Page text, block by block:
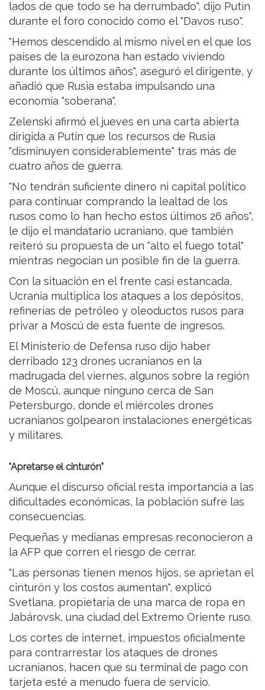
lados de que todo se ha derrumbado", dijo Putin
durante el foro conocido como el "Davos ruso".
"Hemos descendido al mismo nivel en el que los
países de la eurozona han estado viviendo
durante los últimos años", aseguró el dirigente, y
añadió que Rusia estaba impulsando una
economía "soberana".
Zelenski afirmó el jueves en una carta abierta
dirigida a Putin que los recursos de Rusia
"disminuyen considerablemente" tras más de
cuatro años de guerra.
"No tendrán suficiente dinero ni capital político
para continuar comprando la lealtad de los
rusos como lo han hecho estos últimos 26 años",
le dijo el mandatario ucraniano, que también
reiteró su propuesta de un "alto el fuego total"
mientras negocian un posible fin de la guerra.
Con la situación en el frente casi estancada,
Ucrania multiplica los ataques a los depósitos,
refinerías de petróleo y oleoductos rusos para
privar a Moscú de esta fuente de ingresos.
El Ministerio de Defensa ruso dijo haber
derribado 123 drones ucranianos en la
madrugada del viernes, algunos sobre la región
de Moscú, aunque ninguno cerca de San
Petersburgo, donde el miércoles drones
ucranianos golpearon instalaciones energéticas
y militares.
"Apretarse el cinturón"
Aunque el discurso oficial resta importancia a las
dificultades económicas, la población sufre las
consecuencias.
Pequeñas y medianas empresas reconocieron a
la AFP que corren el riesgo de cerrar.
"Las personas tienen menos hijos, se aprietan el
cinturón y los costos aumentan", explicó
Svetlana, propietaria de una marca de ropa en
Jabárovsk, una ciudad del Extremo Oriente ruso.
Los cortes de internet, impuestos oficialmente
para contrarrestar los ataques de drones
ucranianos, hacen que su terminal de pago con
tarjeta esté a menudo fuera de servicio.